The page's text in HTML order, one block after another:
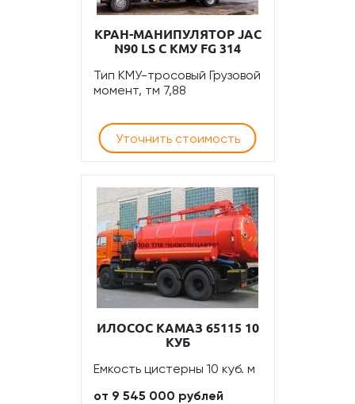
КРАН-МАНИПУЛЯТОР JAC
N90 LS С КМУ FG 314
Тип КМУ-тросовый Грузовой
момент, тм 7,88
Уточнить стоимость
ИЛОСОС КАМАЗ 65115 10
КУБ
Емкость цистерны 10 куб. м
от 9 545 000 рублей